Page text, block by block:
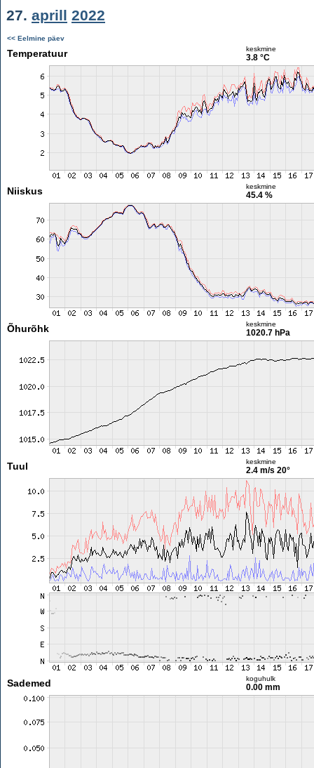
27. aprill 2022
<< Eelmine päev
Temperatuur keskmine
3.8 °C
Niiskus keskmine
45.4 %
Õhurõhk keskmine
1020.7 hPa
Tuul keskmine
2.4 m/s 20°
Sademed koguhulk
0.00 mm